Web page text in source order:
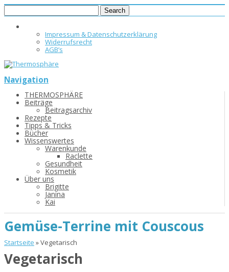
Impressum & Datenschutzerklärung
Widerrufsrecht
AGB’s
Navigation
THERMOSPHÄRE
Beiträge
Beitragsarchiv
Rezepte
Tipps & Tricks
Bücher
Wissenswertes
Warenkunde
Raclette
Gesundheit
Kosmetik
Über uns
Brigitte
Janina
Kai
Gemüse-Terrine mit Couscous
Startseite »Vegetarisch
Vegetarisch